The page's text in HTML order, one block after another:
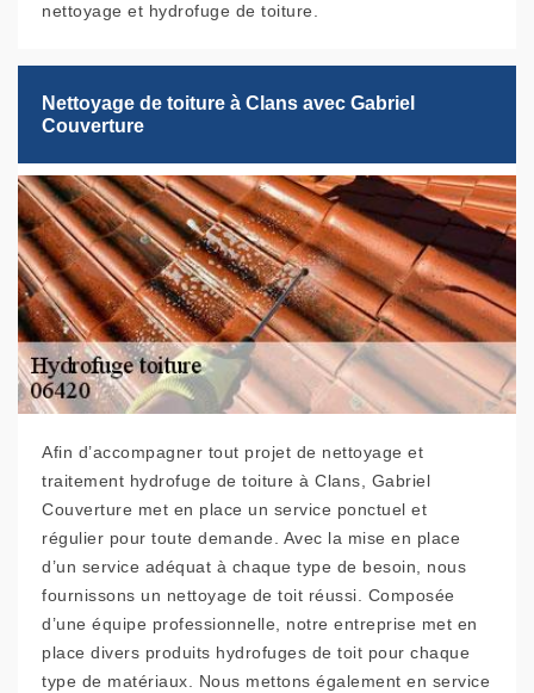
nettoyage et hydrofuge de toiture.
Nettoyage de toiture à Clans avec Gabriel
Couverture
Afin d’accompagner tout projet de nettoyage et
traitement hydrofuge de toiture à Clans, Gabriel
Couverture met en place un service ponctuel et
régulier pour toute demande. Avec la mise en place
d’un service adéquat à chaque type de besoin, nous
fournissons un nettoyage de toit réussi. Composée
d’une équipe professionnelle, notre entreprise met en
place divers produits hydrofuges de toit pour chaque
type de matériaux. Nous mettons également en service